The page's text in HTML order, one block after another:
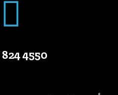
4550 824 514 1 +